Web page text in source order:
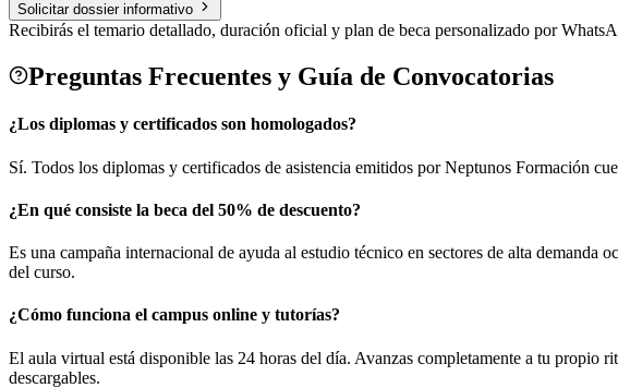
Solicitar dossier informativo
Recibirás el temario detallado, duración oficial y plan de beca personalizado por
Preguntas Frecuentes y Guía de Convocatorias
¿Los diplomas y certificados son homologados?
Sí. Todos los diplomas y certificados de asistencia emitidos por Neptunos Formación
¿En qué consiste la beca del 50% de descuento?
Es una campaña internacional de ayuda al estudio técnico en sectores de alta demanda
del curso.
¿Cómo funciona el campus online y tutorías?
El aula virtual está disponible las 24 horas del día. Avanzas completamente a tu propio
descargables.